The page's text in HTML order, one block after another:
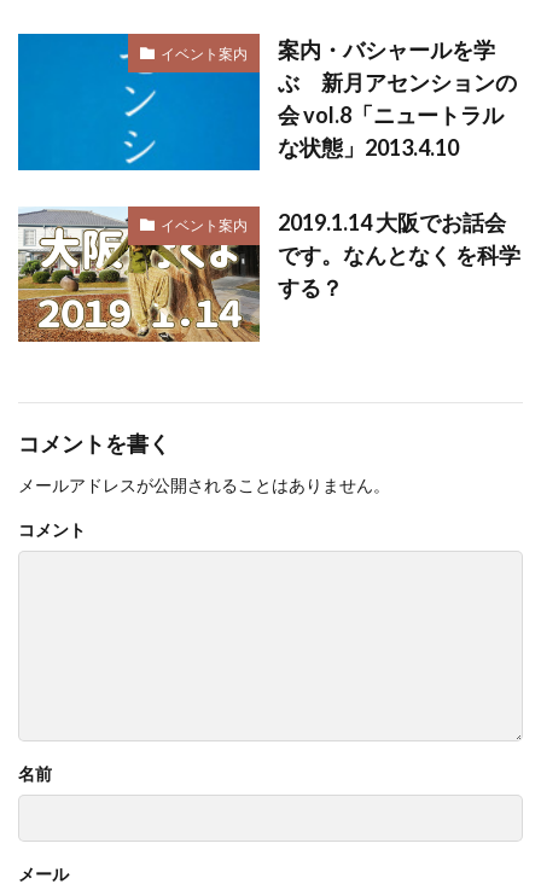
イベント案内
案内・バシャールを学
ぶ 新月アセンションの
会 vol.8「ニュートラル
な状態」2013.4.10
イベント案内
2019.1.14 大阪でお話会
です。なんとなく を科学
する？
コメントを書く
メールアドレスが公開されることはありません。
コメント
名前
メール